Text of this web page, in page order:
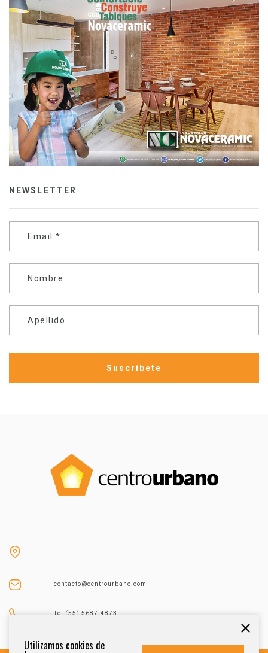
NEWSLETTER
Email *
Nombre
Apellido
contacto@centrourbano.com
Tel (55) 5687-4873
Utilizamos cookies de